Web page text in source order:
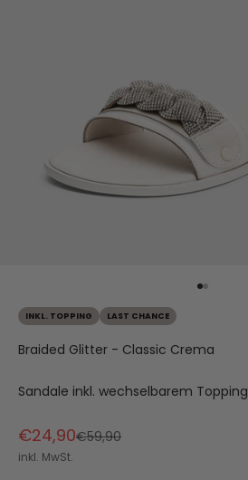
INKL. TOPPING LAST CHANCE
Braided Glitter - Classic Crema
Sandale inkl. wechselbarem Topping
Angebot
€24,90Regulärer Preis
€59,90
inkl. MwSt.